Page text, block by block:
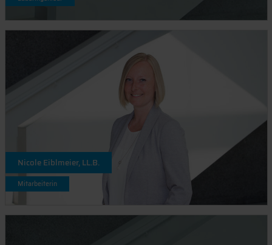
Nicole Eiblmeier, LL.B.
Mitarbeiterin